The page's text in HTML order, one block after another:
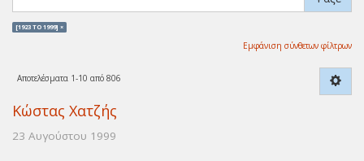
[1923 TO 1999] ×
Εμφάνιση σύνθετων φίλτρων
Αποτελέσματα 1-10 από 806
Κώστας Χατζής
23 Αυγούστου 1999